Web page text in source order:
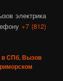
электрика
+7 (812)
в СПб,Вызов